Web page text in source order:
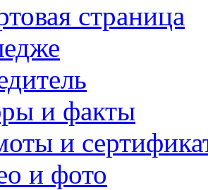
страница
и факты
и
и фото